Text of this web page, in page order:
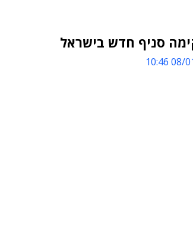
סניף חדש בישראל
08/01/